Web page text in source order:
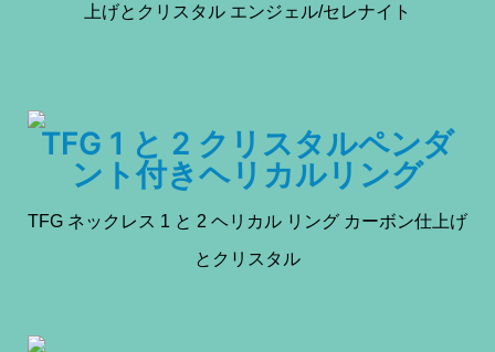
上げとクリスタル エンジェル/セレナイト
TFG 1 と 2 クリスタルペンダ
ント付きヘリカルリング
TFG ネックレス 1 と 2 ヘリカル リング カーボン仕上げ
とクリスタル